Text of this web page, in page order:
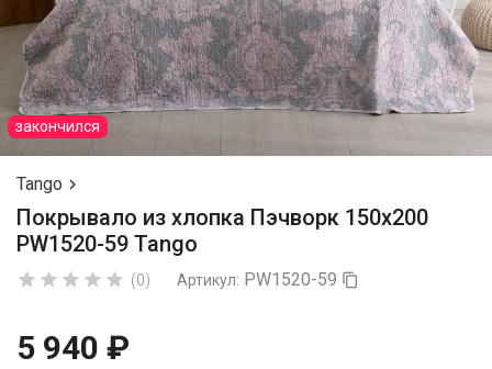
закончился
Tango 
Покрывало из хлопка Пэчворк 150х200
PW1520-59 Tango
     (0) Артикул: PW1520-59 
5 940 ₽